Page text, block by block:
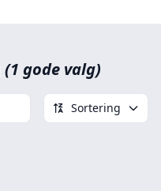
(1 gode valg)
Sortering